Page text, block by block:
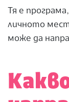
Тя е
личното
може да